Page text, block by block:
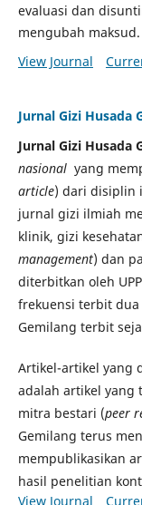
evaluasi dan
mengubah maksud.
View Journal
Jurnal Gizi Husada
Jurnal Gizi Husada
nasionalyang
article) dari disiplin
jurnal gizi ilmiah
klinik, gizi
management) dan
diterbitkan oleh
frekuensi terbit dua
Gemilang terbit
Artikel-artikel yang
adalah artikel yang
mitra bestari (peer
Gemilang terus
mempublikasikan
hasil penelitian
View Journal